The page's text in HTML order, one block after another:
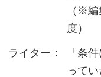
（※
度）
ライター：
「条
ってい